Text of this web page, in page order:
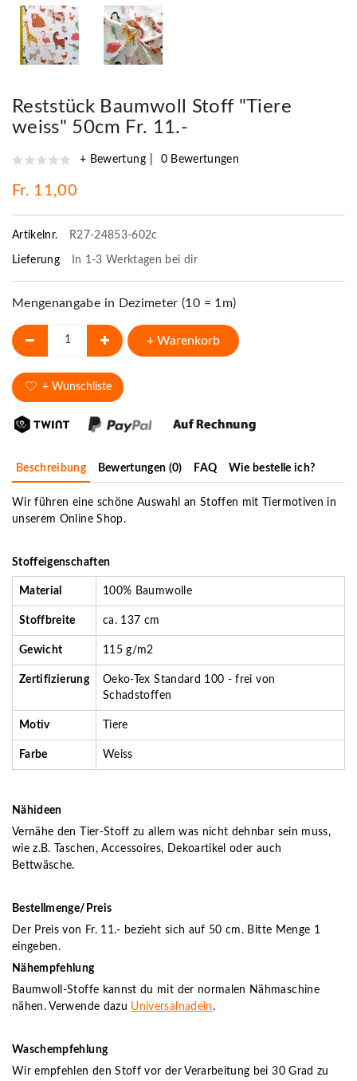
Reststück Baumwoll Stoff "Tiere
weiss" 50cm Fr. 11.-
+ Bewertung 0 Bewertungen
Fr. 11,00
Artikelnr. R27-24853-602c
Lieferung In 1-3 Werktagen bei dir
Mengenangabe in Dezimeter (10 = 1m)
+ Warenkorb
+ Wunschliste
Beschreibung Bewertungen (0) FAQ Wie bestelle ich?
Wir führen eine schöne Auswahl an Stoffen mit Tiermotiven in
unserem Online Shop.
Stoffeigenschaften
Material 100% Baumwolle
Stoffbreite ca. 137 cm
Gewicht 115 g/m2
Zertifizierung
Oeko-Tex Standard 100 - frei von
Schadstoffen
Motiv Tiere
Farbe Weiss
Nähideen
Vernähe den Tier-Stoff zu allem was nicht dehnbar sein muss,
wie z.B. Taschen, Accessoires, Dekoartikel oder auch
Bettwäsche.
Bestellmenge/Preis
Der Preis von Fr. 11.- bezieht sich auf 50 cm. Bitte Menge 1
eingeben.
Nähempfehlung
Baumwoll-Stoffe kannst du mit der normalen Nähmaschine
nähen. Verwende dazu Universalnadeln.
Waschempfehlung
Wir empfehlen den Stoff vor der Verarbeitung bei 30 Grad zu